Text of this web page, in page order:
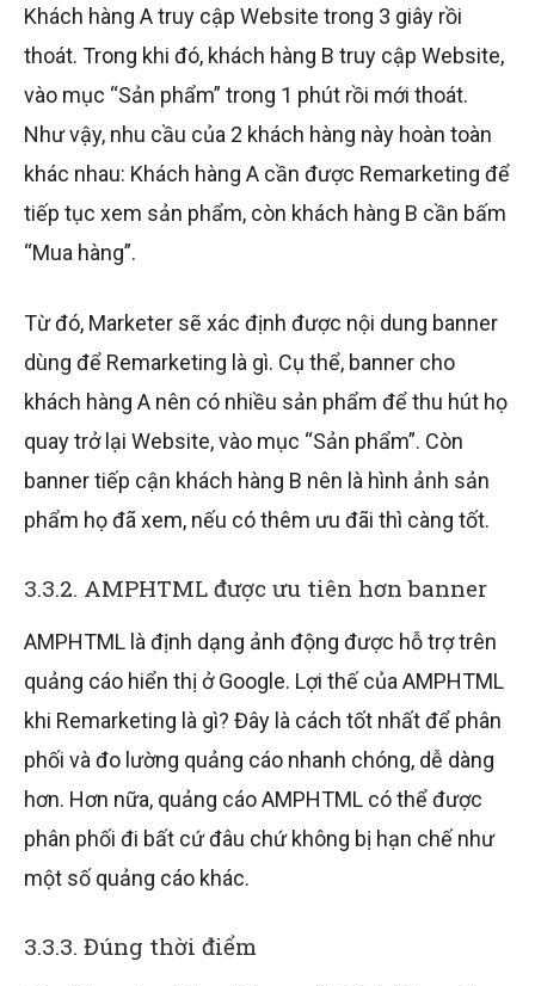
Khách hàng A truy cập Website trong 3 giây rồi
thoát. Trong khi đó, khách hàng B truy cập Website,
vào mục “Sản phẩm” trong 1 phút rồi mới thoát.
Như vậy, nhu cầu của 2 khách hàng này hoàn toàn
khác nhau: Khách hàng A cần được Remarketing để
tiếp tục xem sản phẩm, còn khách hàng B cần bấm
“Mua hàng”.
Từ đó, Marketer sẽ xác định được nội dung banner
dùng để Remarketing là gì. Cụ thể, banner cho
khách hàng A nên có nhiều sản phẩm để thu hút họ
quay trở lại Website, vào mục “Sản phẩm”. Còn
banner tiếp cận khách hàng B nên là hình ảnh sản
phẩm họ đã xem, nếu có thêm ưu đãi thì càng tốt.
3.3.2. AMPHTML được ưu tiên hơn banner
AMPHTML là định dạng ảnh động được hỗ trợ trên
quảng cáo hiển thị ở Google. Lợi thế của AMPHTML
khi Remarketing là gì? Đây là cách tốt nhất để phân
phối và đo lường quảng cáo nhanh chóng, dễ dàng
hơn. Hơn nữa, quảng cáo AMPHTML có thể được
phân phối đi bất cứ đâu chứ không bị hạn chế như
một số quảng cáo khác.
3.3.3. Đúng thời điểm